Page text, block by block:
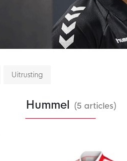
Uitrusting
Hummel (5 articles)